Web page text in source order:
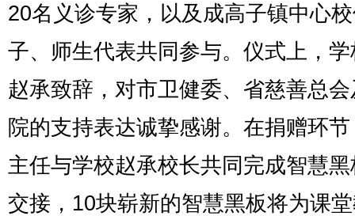
20名义诊专家，以及成高子镇中心
子、师生代表共同参与。仪式上，
赵承致辞，对市卫健委、省慈善总
院的支持表达诚挚感谢。在捐赠环
主任与学校赵承校长共同完成智慧
交接，10块崭新的智慧黑板将为课